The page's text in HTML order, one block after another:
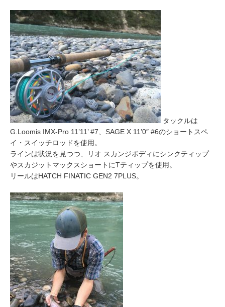
タックルは
G.Loomis IMX-Pro 11’11’ #7、SAGE X 11’0″ #6のショートスペ
イ・スイッチロッドを使用。
ラインは状況を見つつ、リオ スカンジボディにシンクティップ
やスカジットマックスショートにTティップを使用。
リールはHATCH FINATIC GEN2 7PLUS。